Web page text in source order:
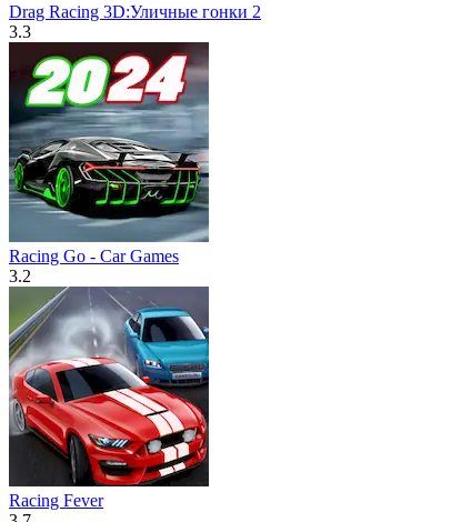
Drag Racing 3D:Уличные гонки 2
3.3
Racing Go - Car Games
3.2
Racing Fever